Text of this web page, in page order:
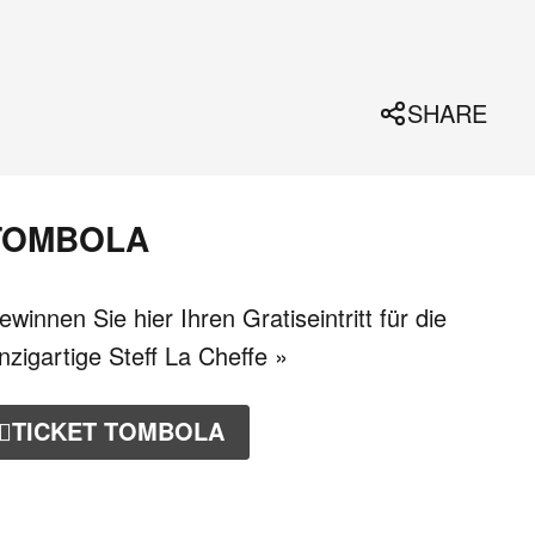
SHARE
Sie hier Ihren Gratiseintritt für die
Steff La Cheffe »
TICKET TOMBOLA